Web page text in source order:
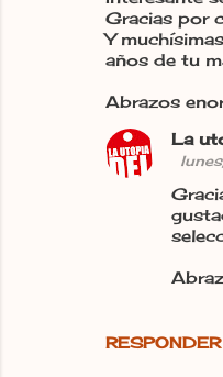
Gracias por
Y
años de tu
Abrazos
RESPONDER
La